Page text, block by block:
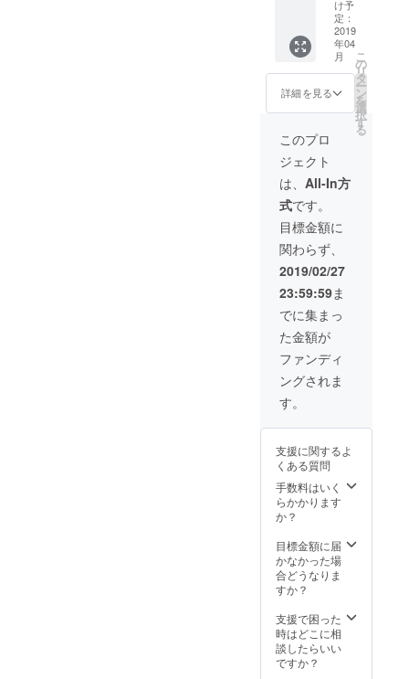
に取り組み
ます！
▼はじめに
ご挨拶
こんにち
は、塩崎庄
左衛門で
す。
私は東京の
自由が丘で
フランス惣
菜料理店を
していまし
た。2018年8
月いっぱい
で店を長年
やって来た
ソムリエの
相棒に譲
り、自由が
醸造場を
作ってワイ
ンの町にし
たいと思
い、まずは
畑と苗木作
りのために
山梨県北杜
市で栽培を
始めようと
していまし
ニュー
ミヤコ
ホテル
宿泊料
＋夕食
付き) ＋
朝食付
金が含
まれて
いま
す。
くだ
さった
全ての
方は
「新元
号と歩
むオリ
ジナル
Myワイ
ン」の
苗木を
得る権
利が獲
ただ
し、苗
木の購
入につ
いて
は、別
要で
す。ご
了承く
木の購
入につ
いて
は、別
途苗木
代が必
要で
ださ
2 ワイ
ンは自
然条件
により
製造量
や品質
が変わ
りやす
為、出
荷時期
の変更
や同等
品での
対応と
なる場
す。あ
らかじ
めご了
承くだ
さい。
酒販免
ワイン
です。
＊1 ご
参加く
ださっ
た全て
の方は
むオリ
ジナル
Myワイ
ン」の
苗木を
得る権
利が獲
得でき
ます。
ただ
し、苗
木の購
入につ
いて
は、別
途苗木
代が必
要で
ださ
い。 ＊
2 ワイ
ンは自
然条件
により
が変わ
りやす
いの
の変更
や同等
品での
対応と
くださ
い。）
2019年
4月6日
土曜
日 午
前9時
東部伊
勢崎
線 足
利市駅
集合 ■
東武浅
草駅
07:40
発 東
武特急
りょう
もう3号
赤城行
に乗る
と ■足
利市
駅
08:53
着 で
草〜足
967円
浅草〜
足利市
1,030円
(特急指
金)
チャー
ターバ
スで遠
始！ 遠
足参加
チケッ
トに
け予
定：
2019
年04
月
詳細を見る
こ
の
リ
タ
ー
ン
を
選
択
す
る
このプロ
ジェクト
は、 All-In方
式です。
目標金額に
関わらず、
2019/02/27
23:59:59ま
でに集まっ
た金額が
ファンディ
ングされま
す。
支援に関するよ
くある質問
手数料はいく
らかかります
か？
目標金額に届
かなかった場
合どうなりま
すか？
支援で困った
時はどこに相
談したらいい
ですか？